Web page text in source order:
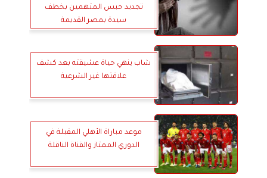
تجديد حبس المتهمين بخطف
سيدة بمصر القديمة
شاب ينهي حياة عشيقته بعد كشف
علاقتها غير الشرعية
موعد مباراة الأهلي المقبلة في
الدوري الممتاز والقناة الناقلة